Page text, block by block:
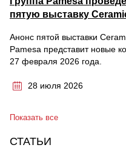
пятую выставку
Анонс пятой выставки
Pamesa представит новые
27 февраля 2026 года.
28 июля 2026
Показать все
СТАТЬИ